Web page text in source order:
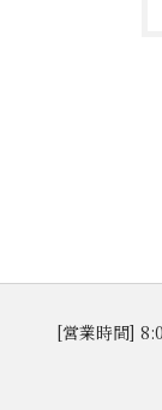
[営業時間]